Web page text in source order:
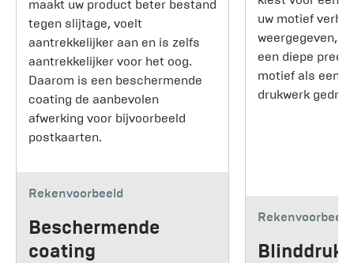
maakt uw product beter bestand
tegen slijtage, voelt
aantrekkelijker aan en is zelfs
aantrekkelijker voor het oog.
Daarom is een beschermende
coating de aanbevolen
afwerking voor bijvoorbeeld
postkaarten.
Rekenvoorbeeld
Beschermende
coating
uw motief
weergegeven,
een diepe
motief als een
drukwerk
Rekenvoorbeeld
Blinddruk